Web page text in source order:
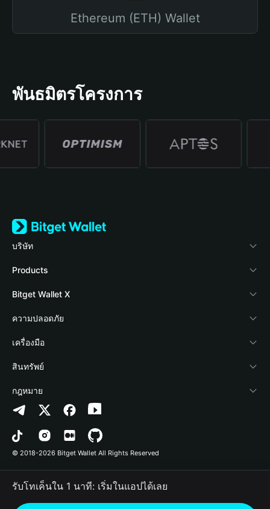
Ethereum (ETH) Wallet
พันธมิตรโครงการ
บริษัท
เกี่ยวกับ Bitget Wallet
Blog
Academy
ข่าวสารด้านคริปโต
ศูนย์ช่วยเหลือ
ติดต่อเรา
ทรัพยากรข้อมูลของแบรนด์
อาชีพ
Products
Crypto Card
Stablecoin Earn
Payfi Crypto
Crypto Swap API
Altcoin Season Index
Prediction Markets
DApp
RWA
Bitget Wallet X
นักพัฒนา
เชื่อมต่อ Wallet
Bitget Wallet Pay
ลิสต์โปรเจกต์
ความปลอดภัย
Protection Fund
เทคโนโลยีความปลอดภัย
เครื่องมือ
ซื้อคริปโต
การตรวจจับการอนุญาต
การตรวจจับสัญญา
การโอนเป็นชุด
สินทรัพย์
Arbitrum
Avalanche
Bitcoin
Polygon
กฎหมาย
นโยบายความเป็นส่วนตัว
ข้อตกลงในการใช้บริการ
© 2018-2026 Bitget Wallet All Rights Reserved
รับโทเค็นใน 1 นาที: เริ่มในแอปได้เลย